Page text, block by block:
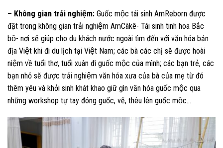
– Không gian trải nghiệm: Guốc mộc tái sinh AmReborn được
đặt trong không gian trải nghiệm AmCàkê- Tái sinh tinh hoa Bắc
bộ- nơi sẽ giúp cho du khách nước ngoài tìm đến với văn hóa bản
địa Việt khi đi du lịch tại Việt Nam; các bà các chị sẽ được hoài
niệm về tuổi thơ, tuổi xuân đi guốc mộc của mình; các bạn trẻ, các
bạn nhỏ sẽ được trải nghiệm văn hóa xưa của bà của mẹ từ đó
thêm yêu và khởi sinh khát khao giữ gìn văn hóa guốc mộc qua
những workshop tự tay đóng guốc, vẽ, thêu lên guốc mộc…